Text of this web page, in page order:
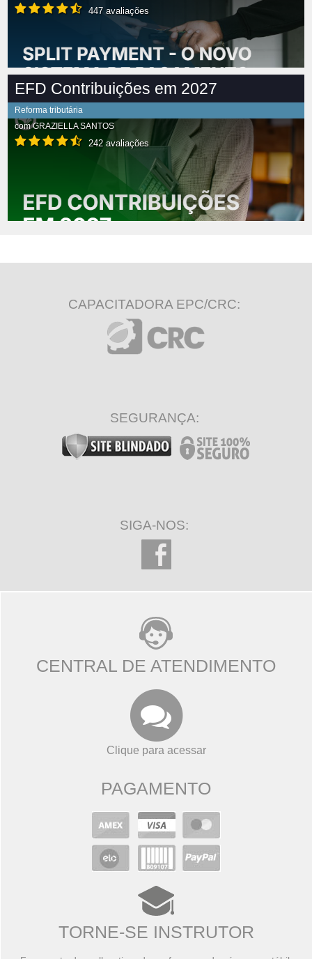
447 avaliações
EFD Contribuições em 2027
Reforma tributária
comGRAZIELLA SANTOS
242 avaliações
CAPACITADORA EPC/CRC:
SEGURANÇA:
SIGA-NOS:
CENTRAL DE ATENDIMENTO
Clique para acessar
PAGAMENTO
TORNE-SE INSTRUTOR